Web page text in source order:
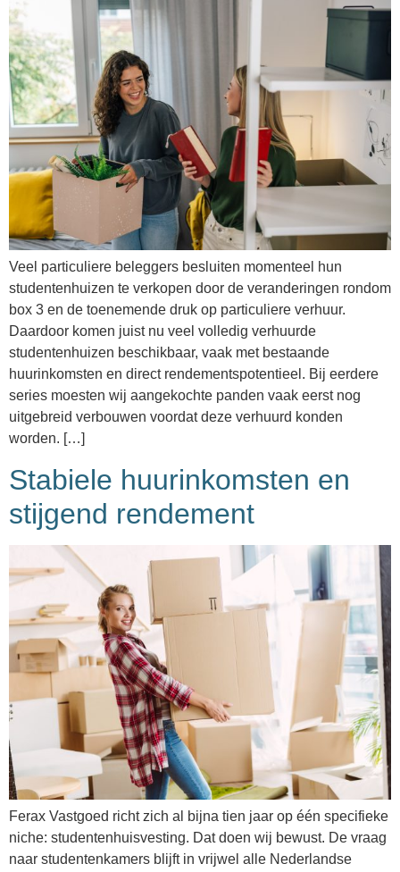
Veel particuliere beleggers besluiten momenteel hun
studentenhuizen te verkopen door de veranderingen rondom
box 3 en de toenemende druk op particuliere verhuur.
Daardoor komen juist nu veel volledig verhuurde
studentenhuizen beschikbaar, vaak met bestaande
huurinkomsten en direct rendementspotentieel. Bij eerdere
series moesten wij aangekochte panden vaak eerst nog
uitgebreid verbouwen voordat deze verhuurd konden
worden. […]
Stabiele huurinkomsten en
stijgend rendement
Ferax Vastgoed richt zich al bijna tien jaar op één specifieke
niche: studentenhuisvesting. Dat doen wij bewust. De vraag
naar studentenkamers blijft in vrijwel alle Nederlandse